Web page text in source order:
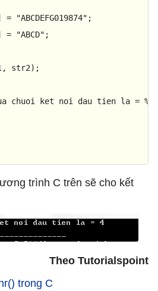
= "ABCDEFG019874" ;
= "ABCD" ;
str2);
chuoi ket noi dau tien la =
trình C trên sẽ cho kết
Theo Tutorialspoint
trong C